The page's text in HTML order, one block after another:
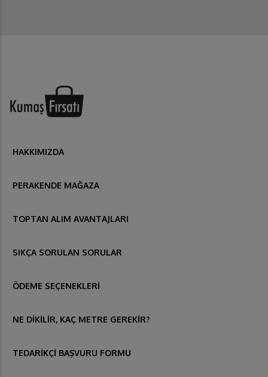
HAKKIMIZDA
PERAKENDE MAĞAZA
TOPTAN ALIM AVANTAJLARI
SIKÇA SORULAN SORULAR
ÖDEME SEÇENEKLERİ
NE DİKİLİR, KAÇ METRE GEREKİR?
TEDARİKÇİ BAŞVURU FORMU